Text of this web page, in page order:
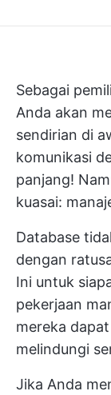
Sebagai
Anda akan
sendirian di
komunikasi
panjang!
kuasai:
Database
dengan
Ini untuk
pekerjaan
mereka
melindungi
Jika Anda